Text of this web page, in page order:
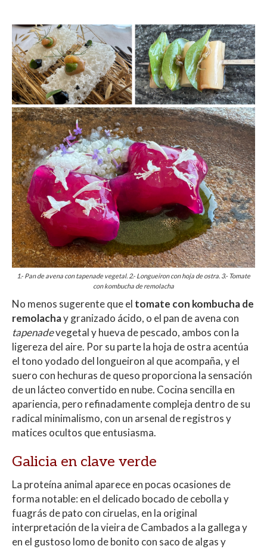
1.- Pan de avena con tapenade vegetal. 2.- Longueiron con hoja de ostra. 3.- Tomate
con kombucha de remolacha
No menos sugerente que el tomate con kombucha de
remolachay granizado ácido, o el pan de avena con
tapenadevegetal y hueva de pescado, ambos con la
ligereza del aire. Por su parte la hoja de ostra acentúa
el tono yodado del longueiron al que acompaña, y el
suero con hechuras de queso proporciona la sensación
de un lácteo convertido en nube. Cocina sencilla en
apariencia, pero refinadamente compleja dentro de su
radical minimalismo, con un arsenal de registros y
matices ocultos que entusiasma.
Galicia en clave verde
La proteína animal aparece en pocas ocasiones de
forma notable: en el delicado bocado de cebolla y
fuagrás de pato con ciruelas, en la original
interpretación de la vieira de Cambados a la gallega y
en el gustoso lomo de bonito con saco de algas y